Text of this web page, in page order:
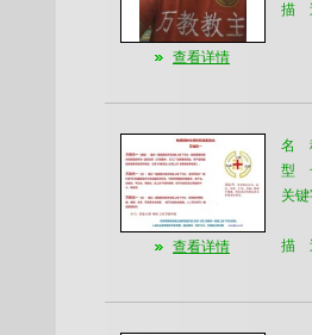
查看详情
描
查看详情
名
型
关
描